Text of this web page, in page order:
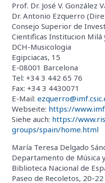
Prof. Dr. José V. González
Dr. Antonio Ezquerro
Consejo Superior de
Cientificas Institucion Milá
DCH-Musicologia
Egipciacas, 15
E-08001 Barcelona
Tel: +34 3 442 65 76
Fax: +34 3 4430071
E-Mail:
Webseite: https://
Siehe auch: https://
groups/spain/home.html
María Teresa Delgado
Departamento de Música
Biblioteca Nacional de
Paseo de Recoletos, 20-22